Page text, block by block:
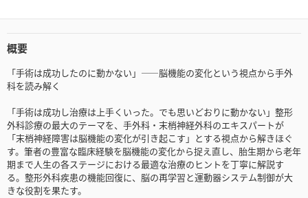
概要
「手術は成功したのに動かない」――脳機能の変化という視点から手外
科を読み解く
「手術は成功し治療は上手くいった。でも思いどおりに動かない」整形
外科診療の最大のテーマを、手外科・末梢神経外科のエキスパートが
「末梢神経障害は脳機能の変化が引き起こす」とする視点から解きほぐ
す。筆者の豊富な臨床経験を脳機能の変化から捉え直し、胎生期から老年
期まで人生の各ステージにおける最適な治療のヒントを丁寧に解説す
る。整形外科疾患の機能回復に、脳の再学習と運動器システム制御が大
きな役割を果たす。